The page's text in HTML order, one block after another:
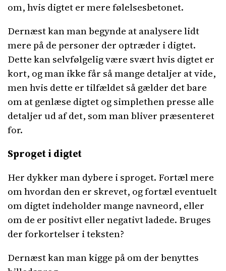
om, hvis digtet er mere følelsesbetonet.
Dernæst kan man begynde at analysere lidt
mere på de personer der optræder i digtet.
Dette kan selvfølgelig være svært hvis digtet er
kort, og man ikke får så mange detaljer at vide,
men hvis dette er tilfældet så gælder det bare
om at genlæse digtet og simplethen presse alle
detaljer ud af det, som man bliver præsenteret
for.
Sproget i digtet
Her dykker man dybere i sproget. Fortæl mere
om hvordan den er skrevet, og fortæl eventuelt
om digtet indeholder mange navneord, eller
om de er positivt eller negativt ladede. Bruges
der forkortelser i teksten?
Dernæst kan man kigge på om der benyttes